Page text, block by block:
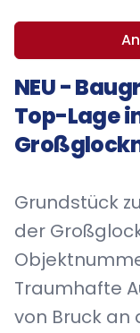
NEU -
Top-Lage
Grundstück
der
Traumhafte
von Bruck an